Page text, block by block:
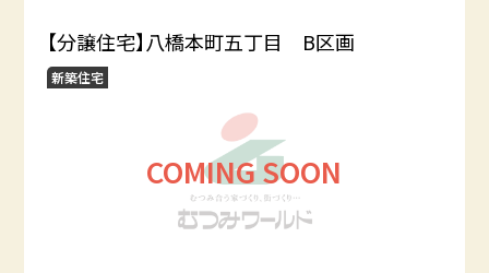
【分譲住宅】八橋本町五丁目 B区画
新築住宅
COMING SOON